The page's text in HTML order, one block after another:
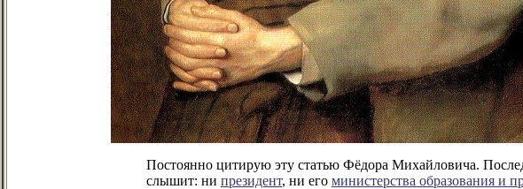
Постоянно цитирую эту статью Фёдора Михайловича.
слышит: ни президент, ни его министерства образования и